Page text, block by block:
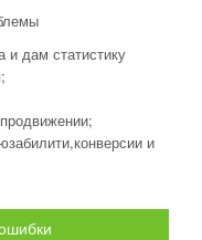
дам статистику
и